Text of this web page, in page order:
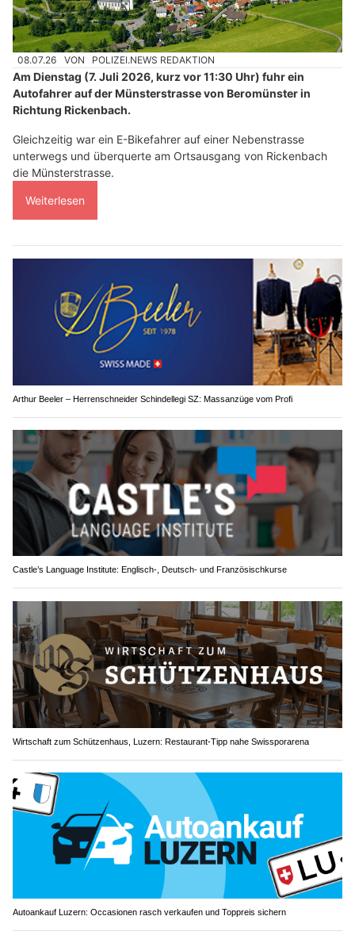
08.07.26 VON POLIZEI.NEWS REDAKTION
Am Dienstag (7. Juli 2026, kurz vor 11:30 Uhr) fuhr ein
Autofahrer auf der Münsterstrasse von Beromünster in
Richtung Rickenbach.
Gleichzeitig war ein E-Bikefahrer auf einer Nebenstrasse
unterwegs und überquerte am Ortsausgang von Rickenbach
die Münsterstrasse.
Weiterlesen
Arthur Beeler – Herrenschneider Schindellegi SZ: Massanzüge vom Profi
Castle’s Language Institute: Englisch-, Deutsch- und Französischkurse
Wirtschaft zum Schützenhaus, Luzern: Restaurant-Tipp nahe Swissporarena
Autoankauf Luzern: Occasionen rasch verkaufen und Toppreis sichern